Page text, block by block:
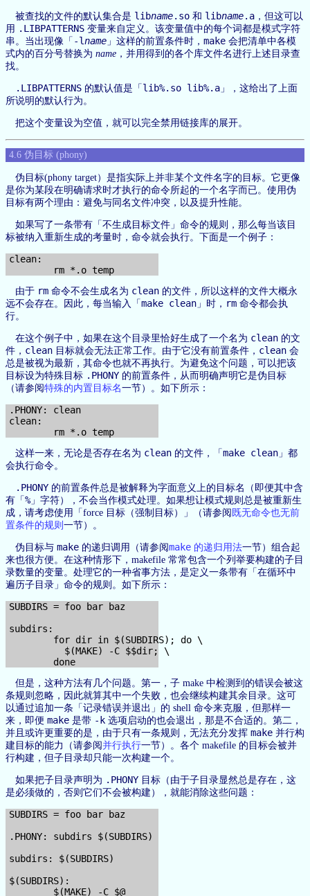
被查找的文件的默认集合是 libname.so 和 libname.a ，但这可以
用 .LIBPATTERNS 变量来自定义。该变量值中的每个词都是模式字符
串。当出现像「 -lname 」这样的前置条件时， make 会把清单中各模
式内的百分号替换为 name ，并用得到的各个库文件名进行上述目录查
找。
.LIBPATTERNS 的默认值是「 lib%.so lib%.a 」，这给出了上面
所说明的默认行为。
把这个变量设为空值，就可以完全禁用链接库的展开。
4.6 伪目标 (phony)
伪目标(phony target）是指实际上并非某个文件名字的目标。它更像
是你为某段在明确请求时才执行的命令所起的一个名字而已。使用伪
目标有两个理由：避免与同名文件冲突，以及提升性能。
如果写了一条带有「不生成目标文件」命令的规则，那么每当该目
标被纳入重新生成的考量时，命令就会执行。下面是一个例子：
clean:
由于 rm 命令不会生成名为 clean 的文件，所以这样的文件大概永
远不会存在。因此，每当输入「 make clean 」时， rm 命令都会执
行。
在这个例子中，如果在这个目录里恰好生成了一个名为 clean 的文
件， clean 目标就会无法正常工作。由于它没有前置条件， clean 会
总是被视为最新，其命令也就不再执行。为避免这个问题，可以把该
目标设为特殊目标 .PHONY 的前置条件，从而明确声明它是伪目标
（请参阅特殊的内置目标名一节）。如下所示：
.PHONY: clean
clean:
这样一来，无论是否存在名为 clean 的文件，「 make clean 」都
会执行命令。
.PHONY 的前置条件总是被解释为字面意义上的目标名（即便其中含
有「 %」字符），不会当作模式处理。如果想让模式规则总是被重新生
成，请考虑使用「force 目标（强制目标）」（请参阅 既无命令也无前
置条件的规则 一节）。
伪目标与 make 的递归调用（请参阅make 的递归用法一节）组合起
来也很方便。在这种情形下，makefile 常常包含一个列举要构建的子目
录数量的变量。处理它的一种省事方法，是定义一条带有「在循环中
遍历子目录」命令的规则。如下所示：
SUBDIRS = foo bar baz
subdirs:
        for dir in $(SUBDIRS); do \
          $(MAKE) -C $$dir; \
但是，这种方法有几个问题。第一，子 make 中检测到的错误会被这
条规则忽略，因此就算其中一个失败，也会继续构建其余目录。这可
以通过追加一条「记录错误并退出」的 shell 命令来克服，但那样一
来，即便 make 是带 -k 选项启动的也会退出，那是不合适的。第二，
并且或许更重要的是，由于只有一条规则，无法充分发挥 make 并行构
建目标的能力（请参阅并行执行一节）。各个 makefile 的目标会被并
行构建，但子目录却只能一次构建一个。
如果把子目录声明为 .PHONY 目标（由于子目录显然总是存在，这
是必须做的，否则它们不会被构建），就能消除这些问题：
SUBDIRS = foo bar baz
.PHONY: subdirs $(SUBDIRS)
subdirs: $(SUBDIRS)
$(SUBDIRS):
        $(MAKE) -C $@